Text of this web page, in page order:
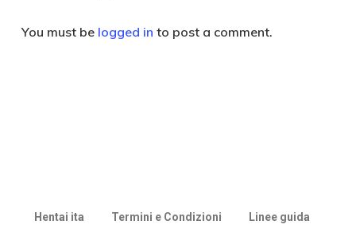
You must be logged in to post a comment.
Hentai ita Termini e Condizioni Linee guida